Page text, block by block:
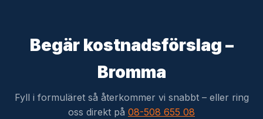
Begär kostnadsförslag –
Bromma
Fyll i formuläret så återkommer vi snabbt – eller ring
oss direkt på 08-508 655 08